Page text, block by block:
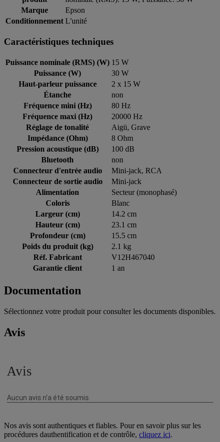
Marque
Epson
Conditionnement L'unité
Caractéristiques techniques
Puissance nominale (RMS) (W) 15 W
Puissance (W)
30 W
Haut-parleur puissance
2 x 15 W
Étanche
non
Fréquence mini (Hz)
80 Hz
Fréquence maxi (Hz)
20000 Hz
Réglage de tonalité
Aigü, Grave
Impédance (Ohm)
8 Ohm
Pression acoustique (dB)
100 dB
Bluetooth
non
Connecteur d'entrée audio
Mini-jack, RCA
Connecteur de sortie audio
Mini-jack
Alimentation
Secteur (monophasé)
Coloris
Blanc
Largeur (cm)
14.2 cm
Hauteur (cm)
23.1 cm
Profondeur (cm)
15.5 cm
Poids du produit (kg)
2.1 kg
Réf. Fabricant
V12H467040
Garantie client
1 an
Documentation
Sélectionnez votre produit pour consulter les documents disponibles.
Avis
Nos avis sont authentiques et fiables. Pour en savoir plus sur les
procédures dauthentification et de contrôle, cliquez ici.